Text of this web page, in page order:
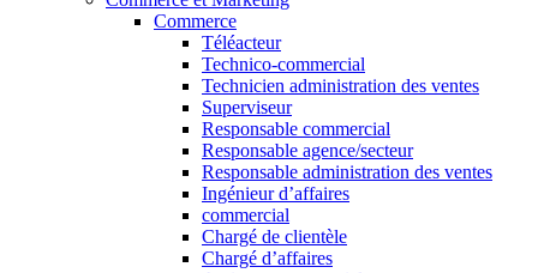
Commerce
Téléacteur
Technico-commercial
Technicien administration des ventes
Superviseur
Responsable commercial
Responsable agence/secteur
Responsable administration des ventes
Ingénieur d’affaires
commercial
Chargé de clientèle
Chargé d’affaires